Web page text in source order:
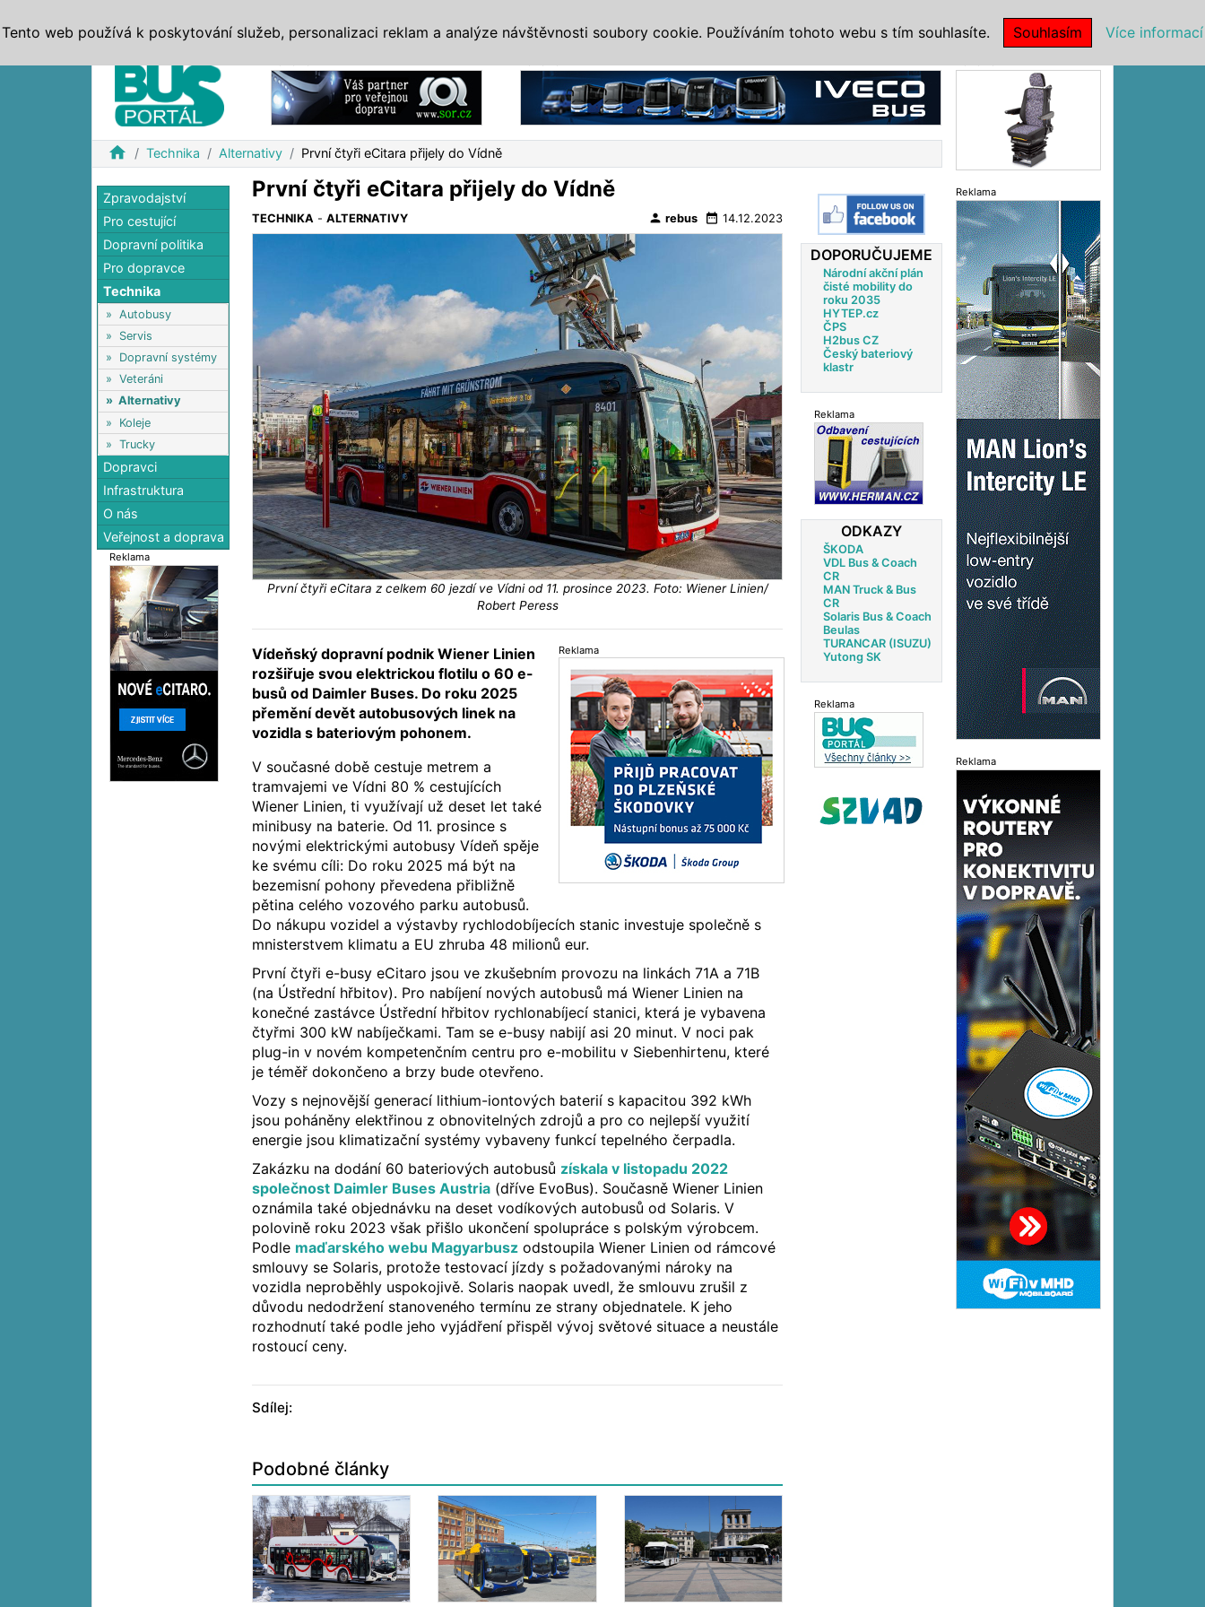
home Technika Alternativy První čtyři eCitara přijely do Vídně
Zpravodajství
Pro cestující
Dopravní politika
Pro dopravce
Technika
» Autobusy
» Servis
» Dopravní systémy
» Veteráni
» Alternativy
» Koleje
» Trucky
Dopravci
Infrastruktura
O nás
Veřejnost a doprava
Reklama
První čtyři eCitara přijely do Vídně
TECHNIKA -ALTERNATIVY person rebus date_range 14.12.2023
První čtyři eCitara z celkem 60 jezdí ve Vídni od 11. prosince 2023. Foto: Wiener Linien/
Robert Peress
Reklama
Vídeňský dopravní podnik Wiener Linien
rozšiřuje svou elektrickou flotilu o 60 e-
busů od Daimler Buses. Do roku 2025
přemění devět autobusových linek na
vozidla s bateriovým pohonem.
V současné době cestuje metrem a
tramvajemi ve Vídni 80 % cestujících
Wiener Linien, ti využívají už deset let také
minibusy na baterie. Od 11. prosince s
novými elektrickými autobusy Vídeň spěje
ke svému cíli: Do roku 2025 má být na
bezemisní pohony převedena přibližně
pětina celého vozového parku autobusů.
Do nákupu vozidel a výstavby rychlodobíjecích stanic investuje společně s
mnisterstvem klimatu a EU zhruba 48 milionů eur.
První čtyři e-busy eCitaro jsou ve zkušebním provozu na linkách 71A a 71B
(na Ústřední hřbitov). Pro nabíjení nových autobusů má Wiener Linien na
konečné zastávce Ústřední hřbitov rychlonabíjecí stanici, která je vybavena
čtyřmi 300 kW nabíječkami. Tam se e-busy nabijí asi 20 minut. V noci pak
plug-in v novém kompetenčním centru pro e-mobilitu v Siebenhirtenu, které
je téměř dokončeno a brzy bude otevřeno.
Vozy s nejnovější generací lithium-iontových baterií s kapacitou 392 kWh
jsou poháněny elektřinou z obnovitelných zdrojů a pro co nejlepší využití
energie jsou klimatizační systémy vybaveny funkcí tepelného čerpadla.
Zakázku na dodání 60 bateriových autobusů získala v listopadu 2022
společnost Daimler Buses Austria (dříve EvoBus). Současně Wiener Linien
oznámila také objednávku na deset vodíkových autobusů od Solaris. V
polovině roku 2023 však přišlo ukončení spolupráce s polským výrobcem.
Podle maďarského webu Magyarbusz odstoupila Wiener Linien od rámcové
smlouvy se Solaris, protože testovací jízdy s požadovanými nároky na
vozidla neproběhly uspokojivě. Solaris naopak uvedl, že smlouvu zrušil z
důvodu nedodržení stanoveného termínu ze strany objednatele. K jeho
rozhodnutí také podle jeho vyjádření přispěl vývoj světové situace a neustále
rostoucí ceny.
Sdílej:
Podobné články
DOPORUČUJEME
Národní akční plán
čisté mobility do
roku 2035
HYTEP.cz
ČPS
H2bus CZ
Český bateriový
klastr
Reklama
ODKAZY
ŠKODA
VDL Bus & Coach
CR
MAN Truck & Bus
CR
Solaris Bus & Coach
Beulas
TURANCAR (ISUZU)
Yutong SK
Reklama
Reklama
Reklama
Tento web používá k poskytování služeb, personalizaci reklam a analýze návštěvnosti soubory cookie. Používáním tohoto webu s tím souhlasíte. Souhlasím Více informací